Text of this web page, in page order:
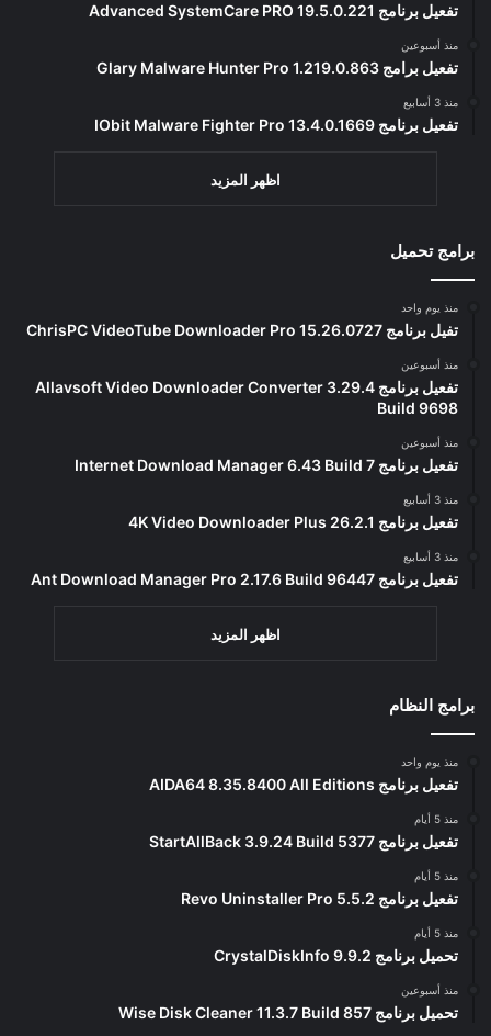
تفعيل برنامج Advanced SystemCare PRO 19.5.0.221
منذ أسبوعين
تفعيل برامج Glary Malware Hunter Pro 1.219.0.863
منذ 3 أسابيع
تفعيل برنامج IObit Malware Fighter Pro 13.4.0.1669
اظهر المزيد
برامج تحميل
منذ يوم واحد
تفيل برنامج ChrisPC VideoTube Downloader Pro 15.26.0727
منذ أسبوعين
تفعيل برنامج Allavsoft Video Downloader Converter 3.29.4
Build 9698
منذ أسبوعين
تفعيل برنامج Internet Download Manager 6.43 Build 7
منذ 3 أسابيع
تفعيل برنامج 4K Video Downloader Plus 26.2.1
منذ 3 أسابيع
تفعيل برنامج Ant Download Manager Pro 2.17.6 Build 96447
اظهر المزيد
برامج النظام
منذ يوم واحد
تفعيل برنامج AIDA64 8.35.8400 All Editions
منذ 5 أيام
تفعيل برنامج StartAllBack 3.9.24 Build 5377
منذ 5 أيام
تفعيل برنامج Revo Uninstaller Pro 5.5.2
منذ 5 أيام
تحميل برنامج CrystalDiskInfo 9.9.2
منذ أسبوعين
تحميل برنامج Wise Disk Cleaner 11.3.7 Build 857